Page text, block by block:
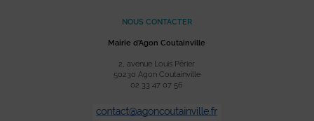
NOUS CONTACTER
Mairie d’Agon Coutainville
2, avenue Louis Périer
50230 Agon Coutainville
02 33 47 07 56